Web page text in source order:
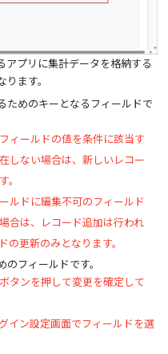
アプリに集計データを格納する
ます。
ためのキーとなるフィールドで
ィールドの値を条件に該当す
しない場合は、新しいレコー
。
ルドに編集不可のフィールド
合は、レコード追加は行われ
の更新のみとなります。
フィールドです。
タンを押して変更を確定して
イン設定画面でフィールドを選